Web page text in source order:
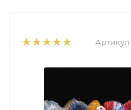
Артикул: